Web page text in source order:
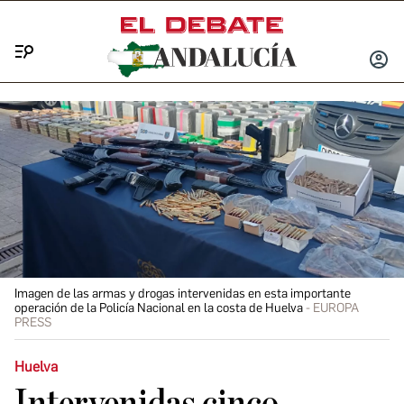
INICIAR
Imagen de las armas y drogas intervenidas en esta importante
operación de la Policía Nacional en la costa de Huelva
EUROPA
PRESS
Huelva